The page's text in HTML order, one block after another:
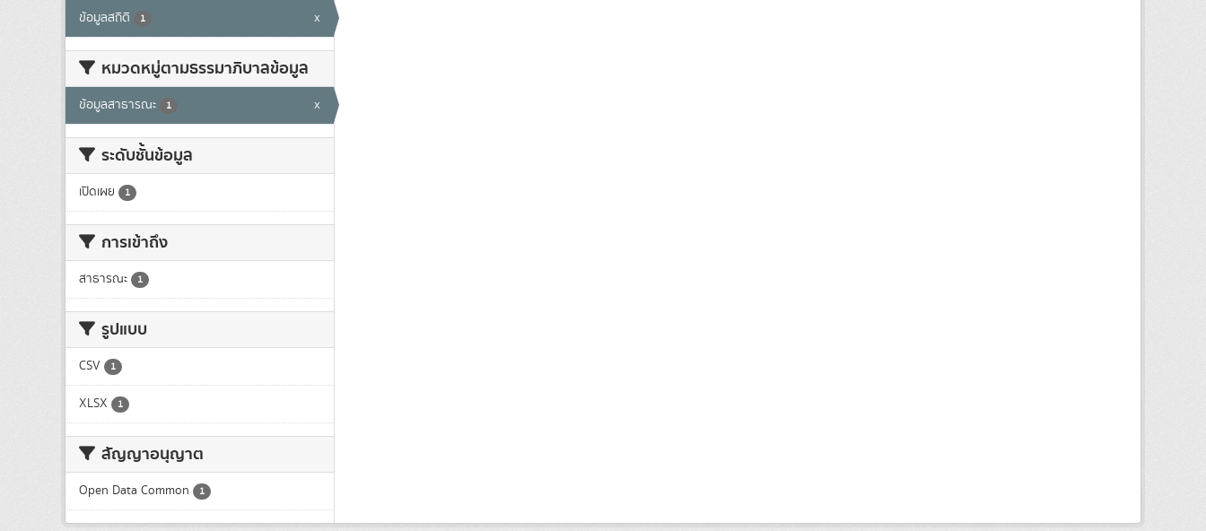
ข้อมูลสถิติ 1 x
หมวดหมู่ตามธรรมาภิบาลข้อมูล
ข้อมูลสาธารณะ 1 x
ระดับชั้นข้อมูล
เปิดเผย 1
การเข้าถึง
สาธารณะ 1
รูปแบบ
CSV 1
XLSX 1
สัญญาอนุญาต
Open Data Common 1